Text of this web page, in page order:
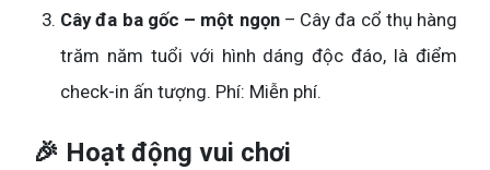
Cây đa ba gốc – một ngọn– Cây đa cổ thụ hàng
trăm năm tuổi với hình dáng độc đáo, là điểm
check-in ấn tượng. Phí: Miễn phí.
🎉 Hoạt động vui chơi